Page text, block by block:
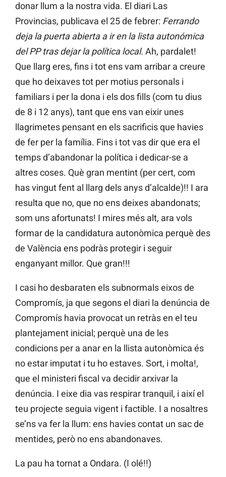
donar llum a la nostra vida. El diari Las
Provincias, publicava el 25 de febrer: Ferrando
deja la puerta abierta a ir en la lista autonómica
del PP tras dejar la política local. Ah, pardalet!
Que llarg eres, fins i tot ens vam arribar a creure
que ho deixaves tot per motius personals i
familiars i per la dona i els dos fills (com tu dius
de 8 i 12 anys), tant que ens van eixir unes
llagrimetes pensant en els sacrificis que havies
de fer per la família. Fins i tot vas dir que era el
temps d’abandonar la política i dedicar-se a
altres coses. Què gran mentint (per cert, com
has vingut fent al llarg dels anys d’alcalde)!! I ara
resulta que no, que no ens deixes abandonats;
som uns afortunats! I mires més alt, ara vols
formar de la candidatura autonòmica perquè des
de València ens podràs protegir i seguir
enganyant millor. Que gran!!!
I casi ho desbaraten els subnormals eixos de
Compromís, ja que segons el diari la denúncia de
Compromís havia provocat un retràs en el teu
plantejament inicial; perquè una de les
condicions per a anar en la llista autonòmica és
no estar imputat i tu ho estaves. Sort, i molta!,
que el ministeri fiscal va decidir arxivar la
denúncia. I eixe dia vas respirar tranquil, i així el
teu projecte seguia vigent i factible. I a nosaltres
se’ns va fer la llum: ens havies contat un sac de
mentides, però no ens abandonaves.
La pau ha tornat a Ondara. (I olé!!)